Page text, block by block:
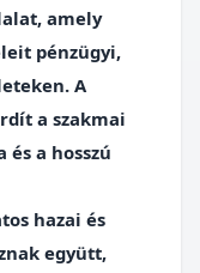
amely
pénzügyi,
A
a szakmai
és a hosszú
hazai és
együtt,